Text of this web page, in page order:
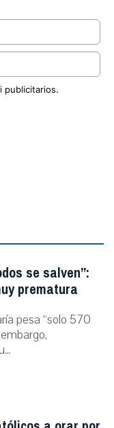
publicitarios.
se salven”:
prematura
pesa “solo 570